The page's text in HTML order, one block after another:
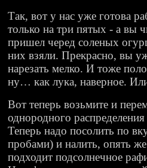
Так, вот у нас уже готова
только на три пятых - а вы
пришел черед соленых
них взяли. Прекрасно, вы
нарезать мелко. И тоже
ну… как лука, наверное.
Вот теперь возьмите и
однородного
Теперь надо посолить по
пробами) и налить, опять
подходит подсолнечное